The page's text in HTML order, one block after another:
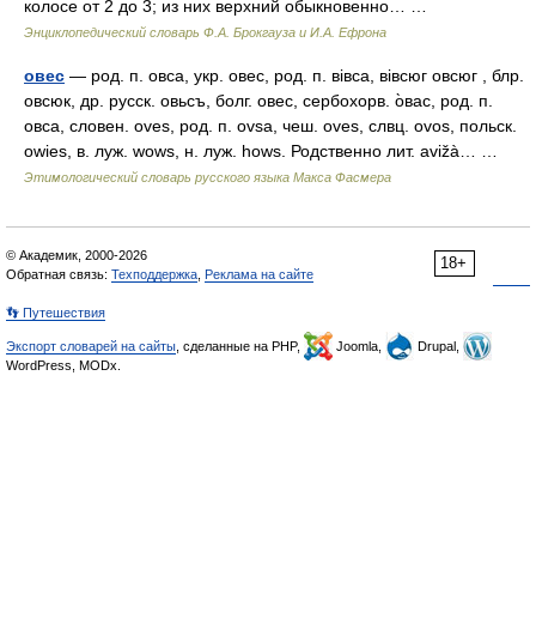
колосе от 2 до 3; из них верхний обыкновенно… …
Энциклопедический словарь Ф.А. Брокгауза и И.А. Ефрона
овес — род. п. овса, укр. овес, род. п. вiвса, вiвсюг овсюг , блр.
овсюк, др. русск. овьсъ, болг. овес, сербохорв. о̀вас, род. п.
овса, словен. oves, род. п. ovsa, чеш. оvеs, слвц. оvоs, польск.
owies, в. луж. wows, н. луж. hows. Родственно лит. avižà… …
Этимологический словарь русского языка Макса Фасмера
18+
© Академик, 2000-2026
Обратная связь: Техподдержка Реклама на сайте
👣 Путешествия
Экспорт словарей на сайты , сделанные на PHP, Joomla,
Drupal,
WordPress, MODx.